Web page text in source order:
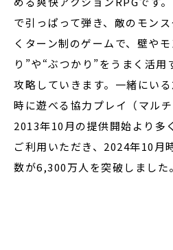
で引っぱって弾き、敵のモン
くターン制のゲームで、壁や
り”や“ぶつかり”をうまく活用
攻略していきます。一緒にい
時に遊べる協力プレイ（マルチ
2013年10月の提供開始より多
ご利用いただき、2024年10月
数が6,300万人を突破しました。